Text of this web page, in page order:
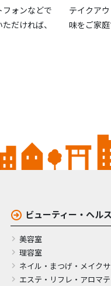
ォンなどで
だければ、
テイクア
味をご家庭
ビューティー・ヘルス
美容室
理容室
ネイル・まつげ・メイク
エステ・リフレ・アロマ